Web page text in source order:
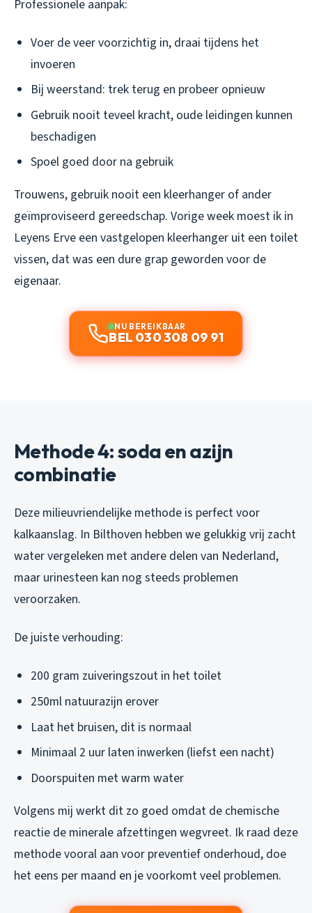
Professionele aanpak:
Voer de veer voorzichtig in, draai tijdens het
invoeren
Bij weerstand: trek terug en probeer opnieuw
Gebruik nooit teveel kracht, oude leidingen kunnen
beschadigen
Spoel goed door na gebruik
Trouwens, gebruik nooit een kleerhanger of ander
geïmproviseerd gereedschap. Vorige week moest ik in
Leyens Erve een vastgelopen kleerhanger uit een toilet
vissen, dat was een dure grap geworden voor de
eigenaar.
NU BEREIKBAAR
BEL 030 308 09 91
Methode 4: soda en azijn
combinatie
Deze milieuvriendelijke methode is perfect voor
kalkaanslag. In Bilthoven hebben we gelukkig vrij zacht
water vergeleken met andere delen van Nederland,
maar urinesteen kan nog steeds problemen
veroorzaken.
De juiste verhouding:
200 gram zuiveringszout in het toilet
250ml natuurazijn erover
Laat het bruisen, dit is normaal
Minimaal 2 uur laten inwerken (liefst een nacht)
Doorspuiten met warm water
Volgens mij werkt dit zo goed omdat de chemische
reactie de minerale afzettingen wegvreet. Ik raad deze
methode vooral aan voor preventief onderhoud, doe
het eens per maand en je voorkomt veel problemen.